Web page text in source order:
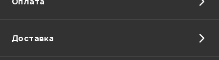
Доставка